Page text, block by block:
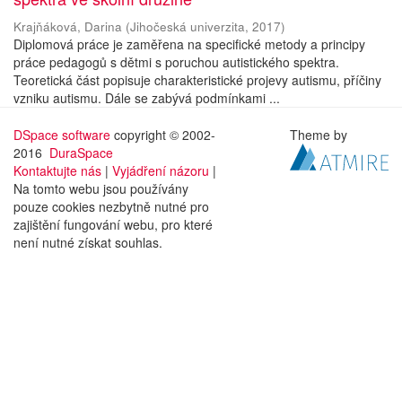
Krajňáková, Darina (Jihočeská univerzita, 2017)
Diplomová práce je zaměřena na specifické metody a principy
práce pedagogů s dětmi s poruchou autistického spektra.
Teoretická část popisuje charakteristické projevy autismu, příčiny
vzniku autismu. Dále se zabývá podmínkami ...
DSpace software copyright © 2002-
2016 DuraSpace
Kontaktujte nás | Vyjádření názoru |
Na tomto webu jsou používány
pouze cookies nezbytně nutné pro
zajištění fungování webu, pro které
není nutné získat souhlas.
Theme by